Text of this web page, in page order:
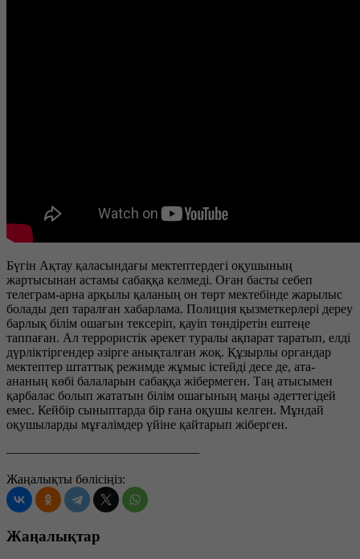
Бүгін Ақтау қаласындағы мектептердегі оқушының
жартысынан астамы сабаққа келмеді. Оған басты себеп
телеграм-арна арқылы қаланың он төрт мектебінде жарылыс
болады деп таралған хабарлама. Полиция қызметкерлері дереу
барлық білім ошағын тексеріп, қауіп төндіретін ештеңе
таппаған. Ал террористік әрекет туралы ақпарат таратып, елді
дүрліктіргендер әзірге анықталған жоқ. Құзырлы органдар
мектептер штаттық режимде жұмыс істейді десе де, ата-
ананың көбі балаларын сабаққа жібермеген. Таң атысымен
қарбалас болып жататын білім ошағының маңы әдеттегідей
емес. Кейбір сыныптарда бір ғана оқушы келген. Мұндай
оқушыларды мұғалімдер үйіне қайтарып жіберген.
———————————————
Жаңалықты бөлісіңіз:
Жаңалықтар